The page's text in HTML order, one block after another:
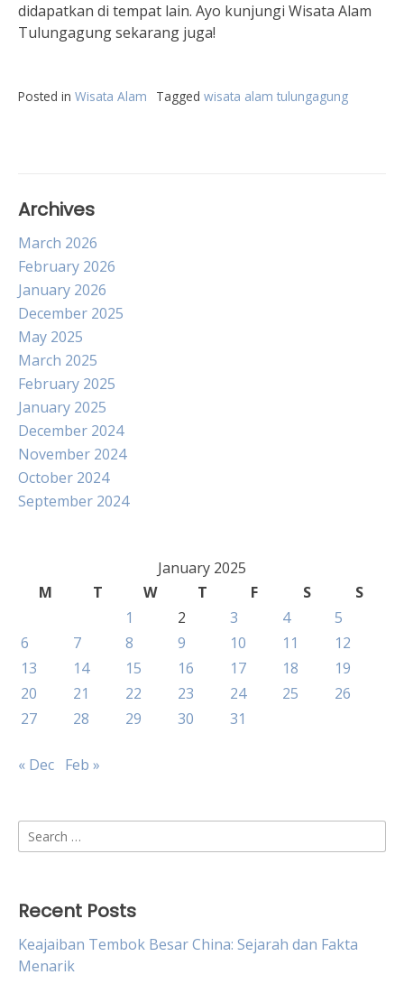
didapatkan di tempat lain. Ayo kunjungi Wisata Alam
Tulungagung sekarang juga!
Posted in Wisata Alam Tagged wisata alam tulungagung
Archives
March 2026
February 2026
January 2026
December 2025
May 2025
March 2025
February 2025
January 2025
December 2024
November 2024
October 2024
September 2024
January 2025
M
T W T F S
S
1
2 3 4
5
6
7 8 9 10 11
12
13
14 15 16 17 18
19
20
21 22 23 24 25
26
27
28 29 30 31
« Dec Feb »
Search
for:
Recent Posts
Keajaiban Tembok Besar China: Sejarah dan Fakta
Menarik